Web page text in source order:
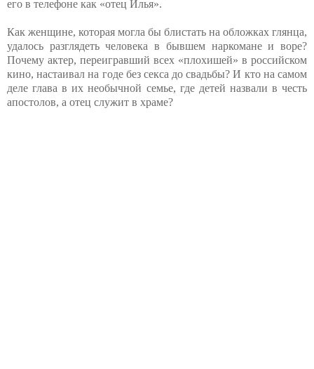
его в телефоне как «отец Илья».
Как женщине, которая могла бы блистать на обложках глянца,
удалось разглядеть человека в бывшем наркомане и воре?
Почему актер, переигравший всех «плохишей» в российском
кино, настаивал на годе без секса до свадьбы? И кто на самом
деле глава в их необычной семье, где детей назвали в честь
апостолов, а отец служит в храме?